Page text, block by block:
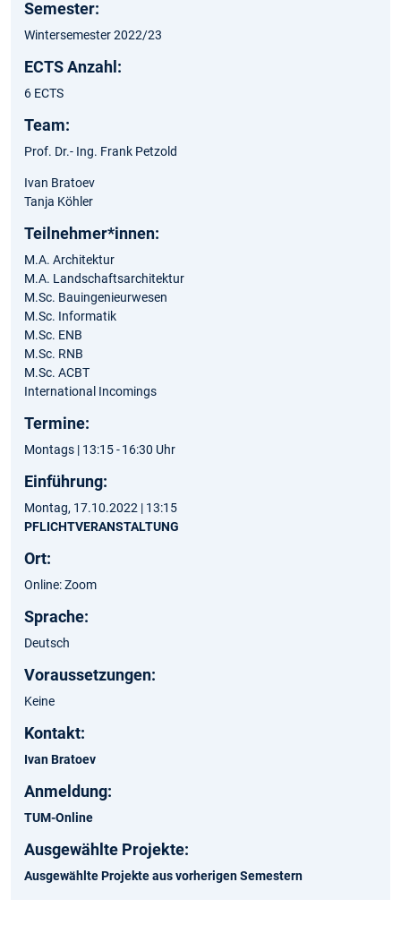
Semester:
Wintersemester 2022/23
ECTS Anzahl:
6 ECTS
Team:
Prof. Dr.- Ing. Frank Petzold
Ivan Bratoev
Tanja Köhler
Teilnehmer*innen:
M.A. Architektur
M.A. Landschaftsarchitektur
M.Sc. Bauingenieurwesen
M.Sc. Informatik
M.Sc. ENB
M.Sc. RNB
M.Sc. ACBT
International Incomings
Termine:
Montags | 13:15 - 16:30 Uhr
Einführung:
Montag, 17.10.2022 | 13:15
PFLICHTVERANSTALTUNG
Ort:
Online: Zoom
Sprache:
Deutsch
Voraussetzungen:
Keine
Kontakt:
Ivan Bratoev
Anmeldung:
TUM-Online
Ausgewählte Projekte:
Ausgewählte Projekte aus vorherigen Semestern